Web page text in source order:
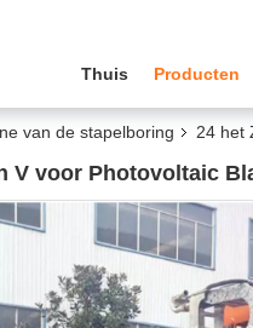
Thuis Producten
van de stapelboring 24 het
V voor Photovoltaic